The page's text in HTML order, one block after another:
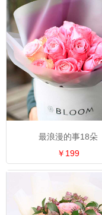
最浪漫的事18朵
￥199